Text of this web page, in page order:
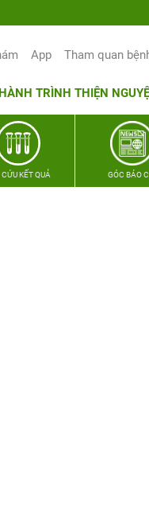
App Tham quan
HÀNH TRÌNH THIỆN
KẾT QUẢ GÓC BÁO